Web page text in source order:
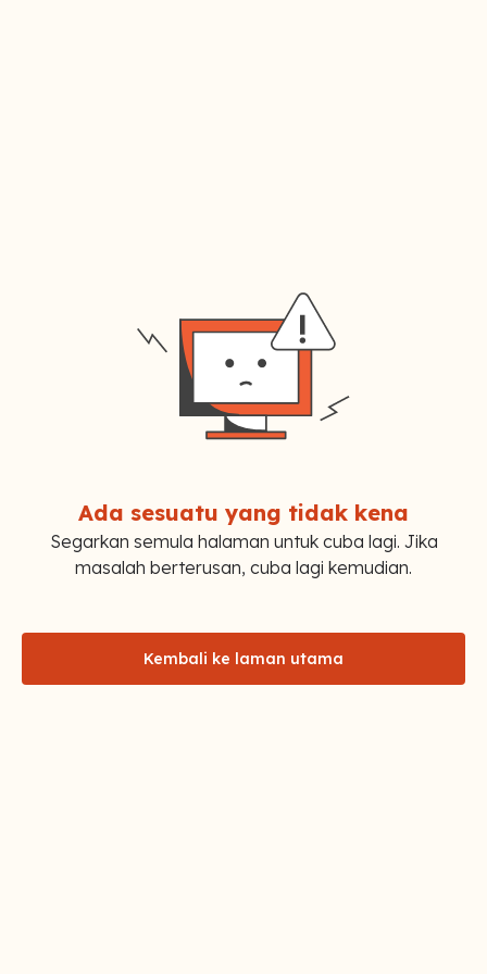
Ada sesuatu yang tidak kena
Segarkan semula halaman untuk cuba lagi. Jika
masalah berterusan, cuba lagi kemudian.
Kembali ke laman utama